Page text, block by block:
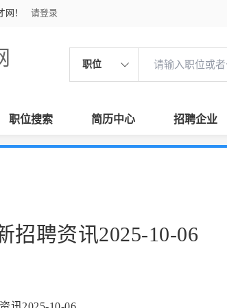
！ 请登录
职位
职位搜索 简历中心 招聘企业
招聘资讯2025-10-06